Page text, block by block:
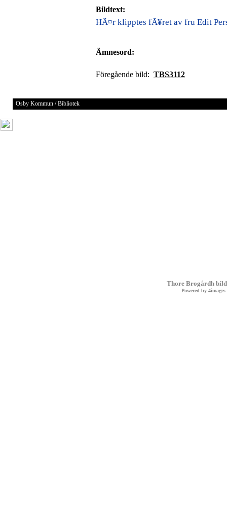
Bildtext:
HÃ¤r klipptes fÃ¥ret av fru Edit
Ämnesord:
Föregående bild: TBS3112
Osby Kommun / Bibliotek
Thore Brogårdh
Powered by 4images